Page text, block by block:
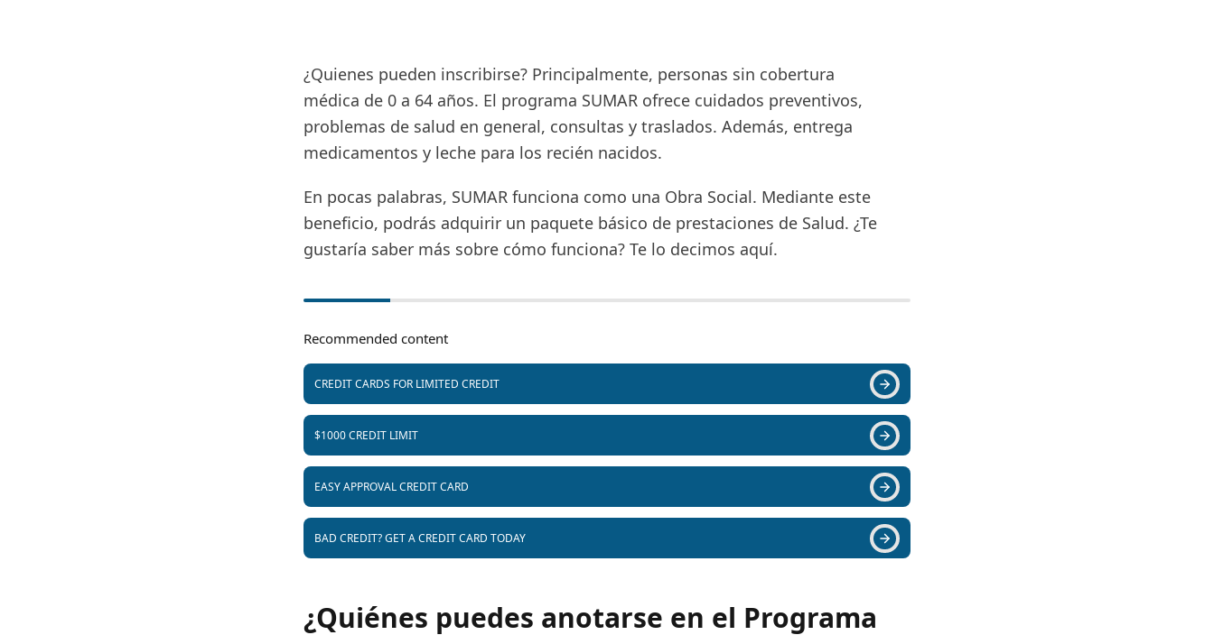
¿Quienes pueden inscribirse? Principalmente, personas sin cobertura
médica de 0 a 64 años. El programa SUMAR ofrece cuidados preventivos,
problemas de salud en general, consultas y traslados. Además, entrega
medicamentos y leche para los recién nacidos.
En pocas palabras, SUMAR funciona como una Obra Social. Mediante este
beneficio, podrás adquirir un paquete básico de prestaciones de Salud. ¿Te
gustaría saber más sobre cómo funciona? Te lo decimos aquí.
Recommended content
CREDIT CARDS FOR LIMITED CREDIT
$1000 CREDIT LIMIT
EASY APPROVAL CREDIT CARD
BAD CREDIT? GET A CREDIT CARD TODAY
¿Quiénes puedes anotarse en el Programa